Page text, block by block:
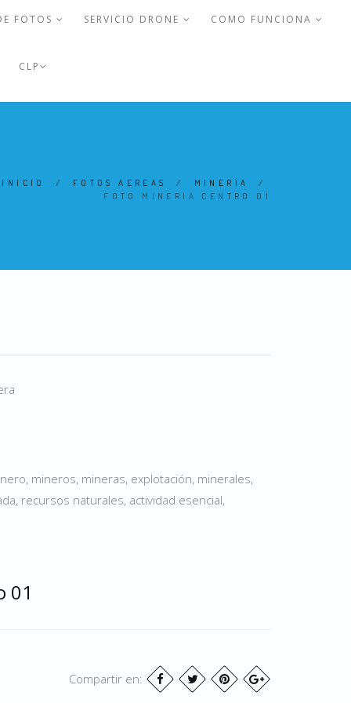
FOTOS SERVICIO DRONE COMO FUNCIONA
CLP
INICIO / FOTOS AEREAS / MINERÍA
/
FOTO MINERIA CENTRO 01
mineros, mineras, explotación, minerales,
recursos naturales, actividad esencial,
01
Compartir en: